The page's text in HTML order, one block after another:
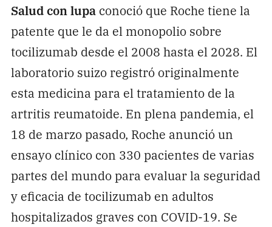
Salud con lupaconoció que Roche tiene la
patente que le da el monopolio sobre
tocilizumab desde el 2008 hasta el 2028. El
laboratorio suizo registró originalmente
esta medicina para el tratamiento de la
artritis reumatoide. En plena pandemia, el
18 de marzo pasado, Roche anunció un
ensayo clínico con 330 pacientes de varias
partes del mundo para evaluar la seguridad
y eficacia de tocilizumab en adultos
hospitalizados graves con COVID-19. Se